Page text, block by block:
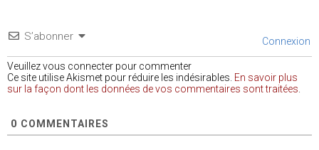
S’abonner Connexion
Veuillez vous connecter pour commenter
Ce site utilise Akismet pour réduire les indésirables. En savoir plus
sur la façon dont les données de vos commentaires sont traitées
0 COMMENTAIRES